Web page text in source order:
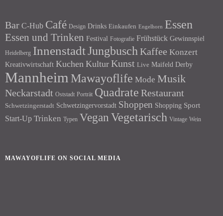
Bar C-Hub Café Design Drinks Einkaufen Engelhorn Essen
Essen und Trinken Festival Fotografie Frühstück Gewinnspiel
Heidelberg InnenstadtJungbusch Kaffee Konzert
Kreativwirtschaft Kuchen Kultur Kunst Live Maifeld Derby
Mannheim Mawayoflife Mode Musik
Neckarstadt Oststadt Porträt Quadrate Restaurant
Schwetzingerstadt Schwetzingervorstadt Shoppen Shopping Sport
Start-Up Trinken Typen Vegan Vegetarisch Vintage Wein
MAWAYOFLIFE ON SOCIAL MEDIA